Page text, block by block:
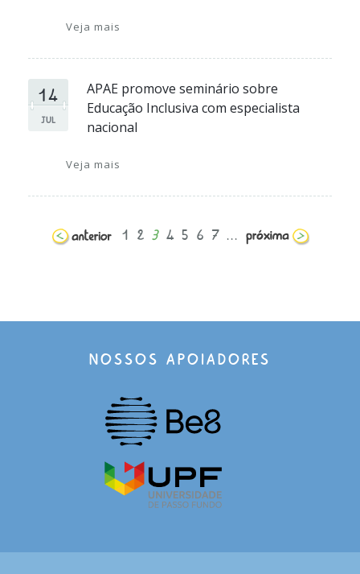
Veja mais
14
JUL
APAE promove seminário sobre
Educação Inclusiva com especialista
nacional
Veja mais
1 2 3 4 5 6 7 ...
NOSSOS APOIADORES